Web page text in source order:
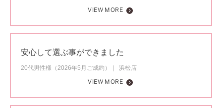
VIEW MORE
安心して選ぶ事ができました
20代男性様（2026年5月ご成約）
浜松店
VIEW MORE